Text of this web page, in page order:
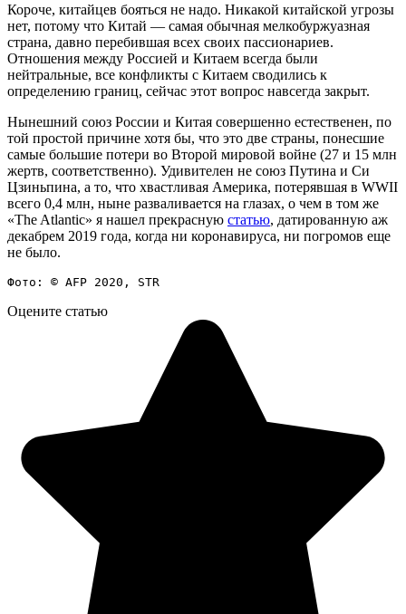
Короче, китайцев бояться не надо. Никакой китайской угрозы
нет, потому что Китай — самая обычная мелкобуржуазная
страна, давно перебившая всех своих пассионариев.
Отношения между Россией и Китаем всегда были
нейтральные, все конфликты с Китаем сводились к
определению границ, сейчас этот вопрос навсегда закрыт.
Нынешний союз России и Китая совершенно естественен, по
той простой причине хотя бы, что это две страны, понесшие
самые большие потери во Второй мировой войне (27 и 15 млн
жертв, соответственно). Удивителен не союз Путина и Си
Цзиньпина, а то, что хвастливая Америка, потерявшая в WWII
всего 0,4 млн, ныне разваливается на глазах, о чем в том же
«The Atlantic» я нашел прекрасную статью, датированную аж
декабрем 2019 года, когда ни коронавируса, ни погромов еще
не было.
Фото: © AFP 2020, STR
Оцените статью